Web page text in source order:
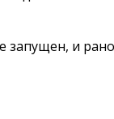
запущен, и